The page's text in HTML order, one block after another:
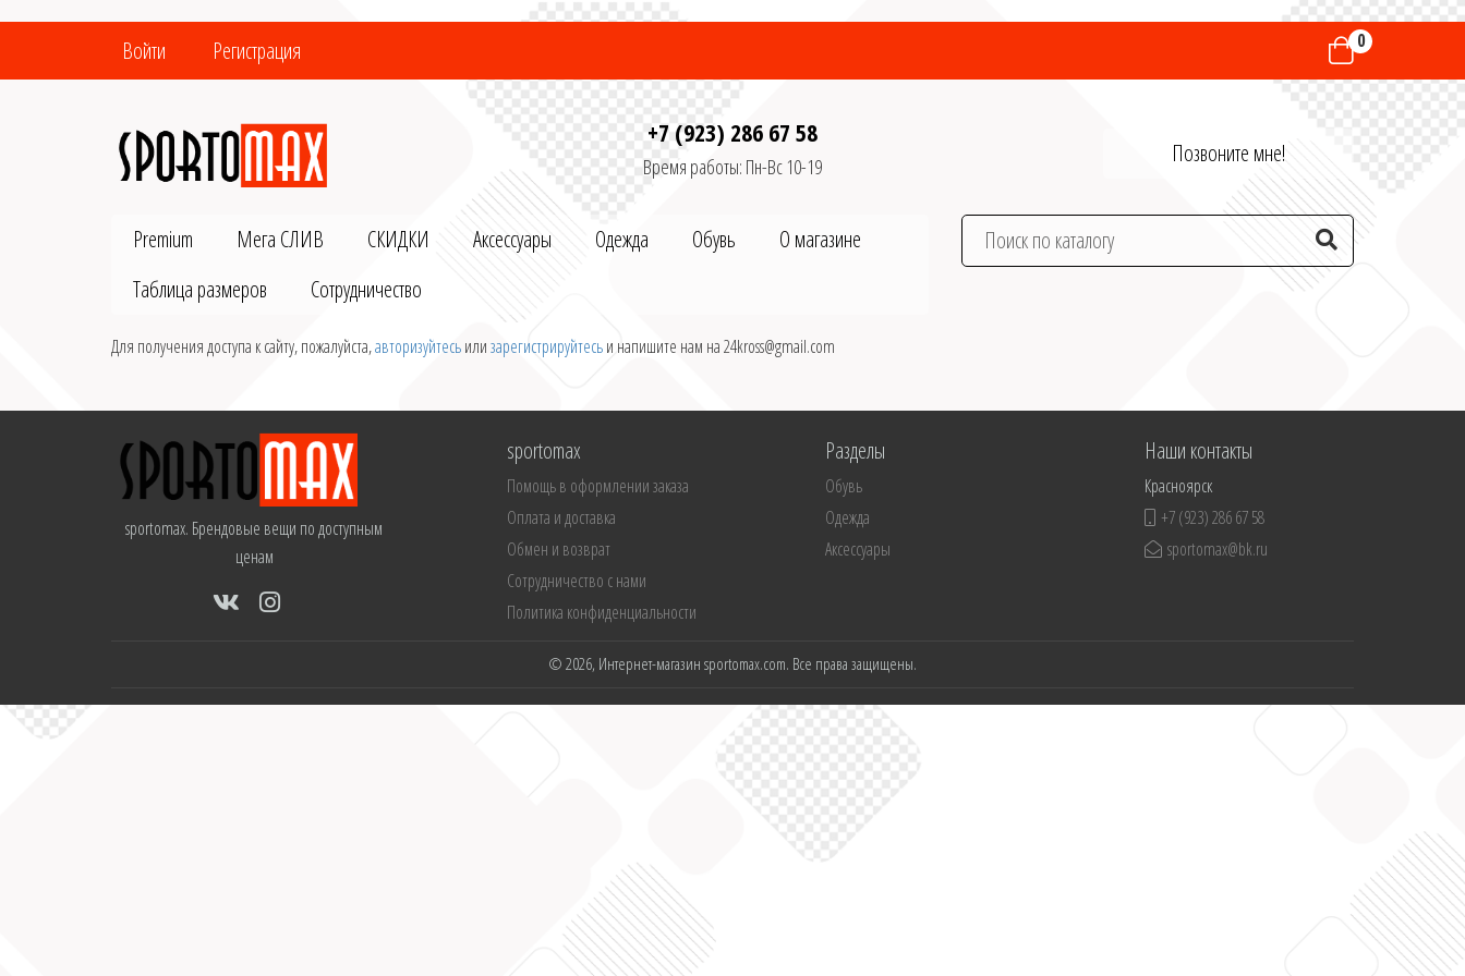
Войти Регистрация 0
+7 (923) 286 67 58
Время работы: Пн-Вс 10-19 Позвоните мне!
Premium Мега СЛИВ СКИДКИ Аксессуары Одежда Обувь
О магазине
Таблица размеров
Сотрудничество
Для получения доступа к сайту, пожалуйста,авторизуйтесьилизарегистрируйтесьи напишите нам на 24kross@gmail.com
sportomax. Брендовые вещи по доступным
ценам
sportomax
Помощь в оформлении заказа
Оплата и доставка
Обмен и возврат
Сотрудничество с нами
Политика конфиденциальности
Разделы
Обувь
Одежда
Аксессуары
Наши контакты
Красноярск
+7 (923) 286 67 58
sportomax@bk.ru
© 2026, Интернет-магазин sportomax.com. Все права защищены.